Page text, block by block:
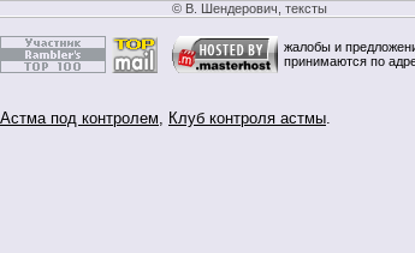
© В. Шендерович, тексты
жалобы и
принимаются по
Астма под контролем, Клуб контроля астмы.